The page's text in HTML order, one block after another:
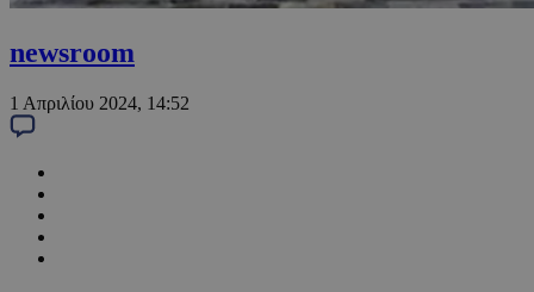
newsroom
1 Απριλίου 2024, 14:52